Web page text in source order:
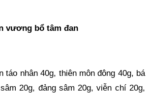
vương bổ tâm đan
táo nhân 40g, thiên môn đông 40g, bá
20g, đảng sâm 20g, viễn chí 20g,